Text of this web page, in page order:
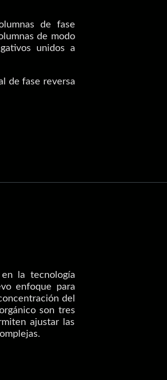
de fase
de modo
unidos a
de fase reversa
la tecnología
enfoque para
del
son tres
ajustar las